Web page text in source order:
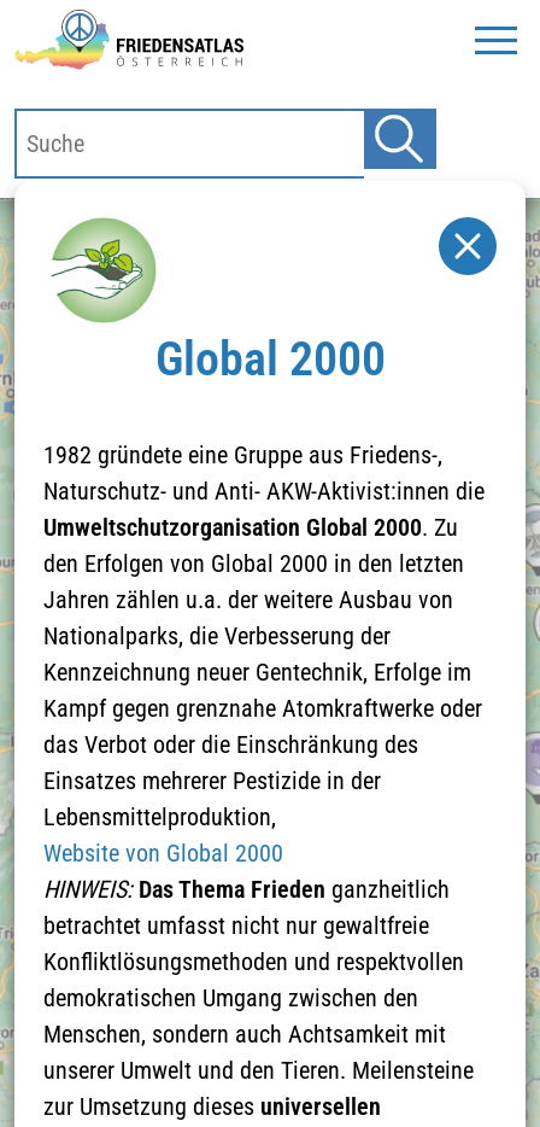
Klicken Sie hier um
die
Datenschutzerklärung
zu aktzeptieren und
die Google-Maps-
Karte zu laden
Näheres finden Sie in
der
Datenschutzerklärung
Global 2000
1982 gründete eine Gruppe aus Friedens-,
Naturschutz- und Anti- AKW-Aktivist:innen die
Umweltschutzorganisation Global 2000. Zu
den Erfolgen von Global 2000 in den letzten
Jahren zählen u.a. der weitere Ausbau von
Nationalparks, die Verbesserung der
Kennzeichnung neuer Gentechnik, Erfolge im
Kampf gegen grenznahe Atomkraftwerke oder
das Verbot oder die Einschränkung des
Einsatzes mehrerer Pestizide in der
Lebensmittelproduktion,
Website von Global 2000
HINWEIS: Das Thema Frieden ganzheitlich
betrachtet umfasst nicht nur gewaltfreie
Konfliktlösungsmethoden und respektvollen
demokratischen Umgang zwischen den
Menschen, sondern auch Achtsamkeit mit
unserer Umwelt und den Tieren. Meilensteine
zur Umsetzung dieses universellen